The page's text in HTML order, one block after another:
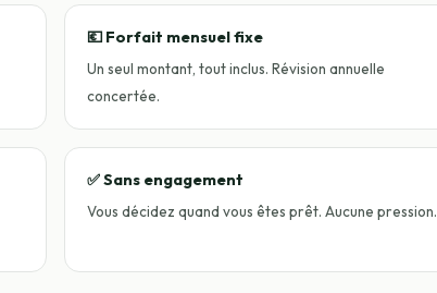
💶 Forfait mensuel fixe
Un seul montant, tout inclus. Révision annuelle
concertée.
✅ Sans engagement
Vous décidez quand vous êtes prêt. Aucune pression.